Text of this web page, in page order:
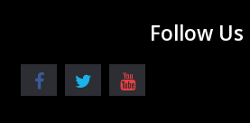
Follow Us